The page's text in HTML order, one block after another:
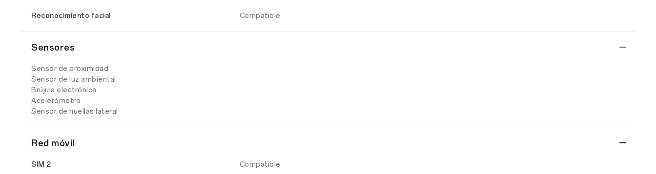
Reconocimiento facial Compatible
Sensores
Sensor de proximidad
Sensor de luz ambiental
Brújula electrónica
Acelerómetro
Sensor de huellas lateral
Red móvil
SIM 2 Compatible